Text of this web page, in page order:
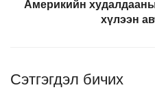
Америкийн
хүлээн
Сэтгэгдэл бичих